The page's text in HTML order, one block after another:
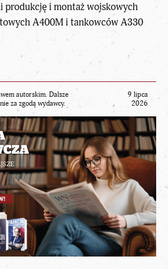
produkcję i montaż wojskowych
A400M i tankowców A330
autorskim. Dalsze
za zgodą wydawcy.
9 lipca
2026